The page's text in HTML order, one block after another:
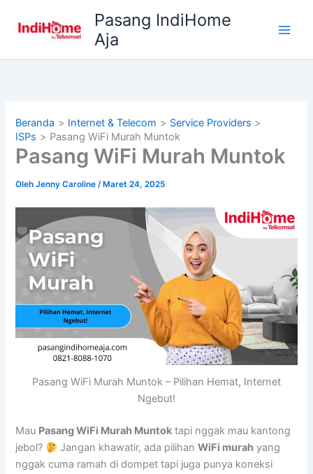
Pasang IndiHome
Aja
Beranda Internet & Telecom
Service Providers
ISPs
Pasang WiFi Murah Muntok
Pasang WiFi Murah Muntok
OlehJenny Caroline/ Maret 24, 2025
Pasang WiFi Murah Muntok – Pilihan Hemat, Internet
Ngebut!
Mau Pasang WiFi Murah Muntok tapi nggak mau kantong
jebol?
Jangan khawatir, ada pilihanWiFi murah yang
nggak cuma ramah di dompet tapi juga punya koneksi